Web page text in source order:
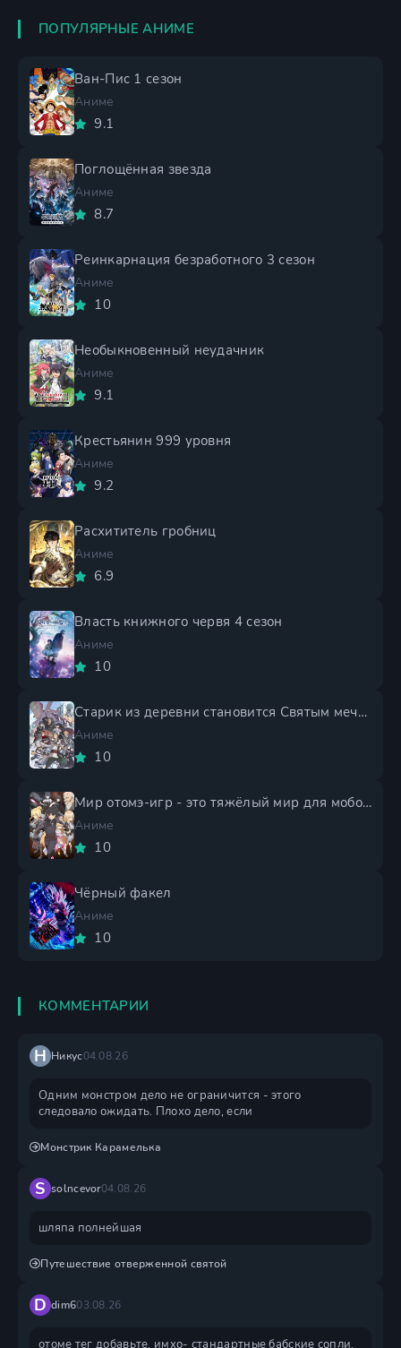
ПОПУЛЯРНЫЕ АНИМЕ
Ван-Пис 1 сезон
Аниме
9.1
Поглощённая звезда
Аниме
8.7
Реинкарнация безработного 3 сезон
Аниме
10
Необыкновенный неудачник
Аниме
9.1
Крестьянин 999 уровня
Аниме
9.2
Расхититель гробниц
Аниме
6.9
Власть книжного червя 4 сезон
Аниме
10
Старик из деревни становится Святым мечом 2 сезон
Аниме
10
Мир отомэ-игр - это тяжёлый мир для мобов 2 сезон
Аниме
10
Чёрный факел
Аниме
10
КОММЕНТАРИИ
Н Никус04.08.26
Одним монстром дело не ограничится - этого
следовало ожидать. Плохо дело, если
Монстрик Карамелька
S solncevor04.08.26
шляпа полнейшая
Путешествие отверженной святой
D dim603.08.26
отоме тег добавьте. имхо- стандартные бабские сопли.